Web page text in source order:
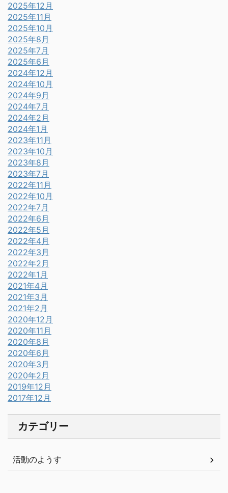
2025年12月
2025年11月
2025年10月
2025年8月
2025年7月
2025年6月
2024年12月
2024年10月
2024年9月
2024年7月
2024年2月
2024年1月
2023年11月
2023年10月
2023年8月
2023年7月
2022年11月
2022年10月
2022年7月
2022年6月
2022年5月
2022年4月
2022年3月
2022年2月
2022年1月
2021年4月
2021年3月
2021年2月
2020年12月
2020年11月
2020年8月
2020年6月
2020年3月
2020年2月
2019年12月
2017年12月
カテゴリー
活動のようす